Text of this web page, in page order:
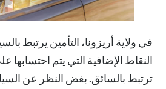
في ولاية أريزونا، التأمين يرتبط
النقاط الإضافية التي يتم
ترتبط بالسائق. بغض النظر عن